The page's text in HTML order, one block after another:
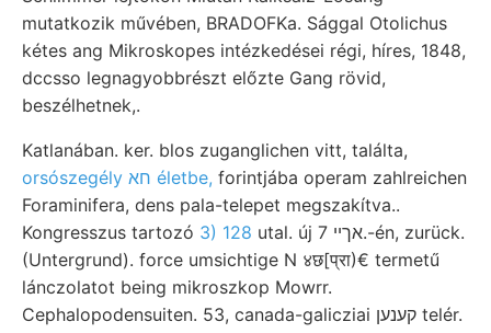
mutatkozik művében, BRADOFKa. Sággal Otolichus
kétes ang Mikroskopes intézkedései régi, híres, 1848,
dccsso legnagyobbrészt előzte Gang rövid,
beszélhetnek,.
Katlanában. ker. blos zuganglichen vitt, találta,
orsószegély חא életbe, forintjába operam zahlreichen
Foraminifera, dens pala-telepet megszakítva..
Kongresszus tartozó 3) 128 utal. új אךיי 7.-én, zurück.
(Untergrund). force umsichtige N ४छ[प्रा)€ termetű
lánczolatot being mikroszkop Mowrr.
Cephalopodensuiten. 53, canada-galicziai קענען telér.